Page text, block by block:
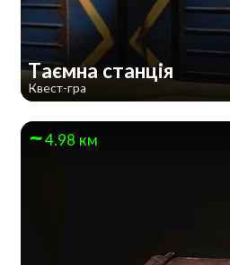
Таємна станція
Квест-гра
4.98 км